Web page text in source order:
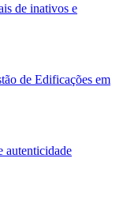
de inativos e
de Edificações em
autenticidade